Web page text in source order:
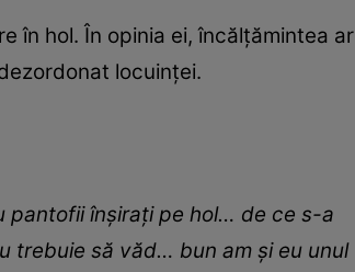
în hol. În opinia ei, încălțămintea ar
locuinței.
pantofii înșirați pe hol… de ce s-a
trebuie să văd… bun am și eu unul